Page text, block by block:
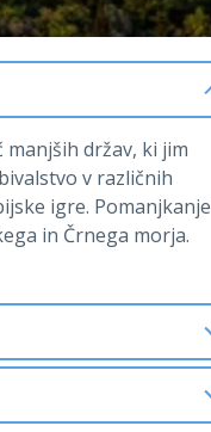
držav, ki jim
v različnih
igre. Pomanjkanje
in Črnega morja.